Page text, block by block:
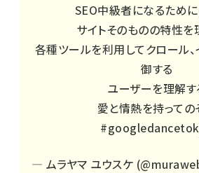
SEO中級者になるため
サイトそのものの特性を
各種ツールを利用してクロール、
御する
ユーザーを理解す
愛と情熱を持っての
— ムラヤマ ユウスケ